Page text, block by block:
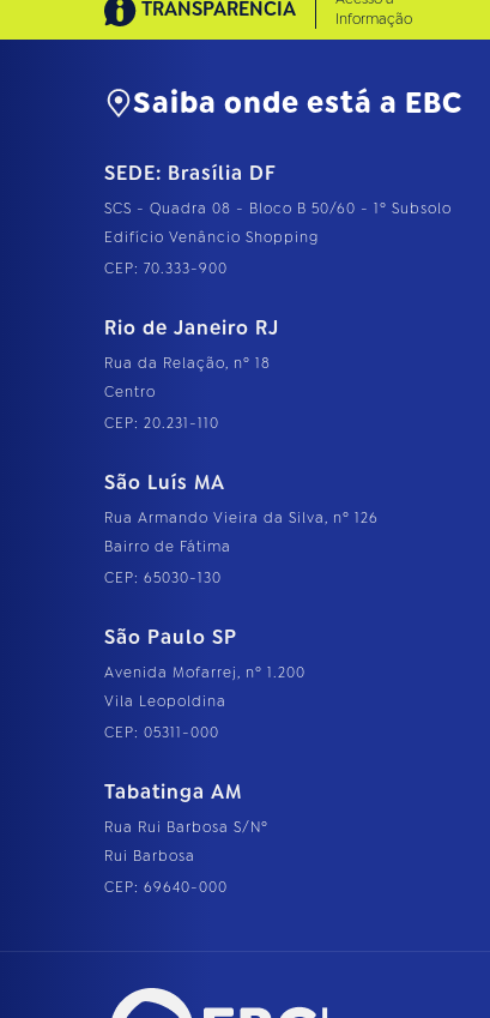
TRANSPARÊNCIA
Informação
Saiba onde está a EBC
SEDE: Brasília DF
SCS - Quadra 08 - Bloco B 50/60 - 1º Subsolo
Edifício Venâncio Shopping
CEP: 70.333-900
Rio de Janeiro RJ
Rua da Relação, nº 18
Centro
CEP: 20.231-110
São Luís MA
Rua Armando Vieira da Silva, nº 126
Bairro de Fátima
CEP: 65030-130
São Paulo SP
Avenida Mofarrej, nº 1.200
Vila Leopoldina
CEP: 05311-000
Tabatinga AM
Rua Rui Barbosa S/Nº
Rui Barbosa
CEP: 69640-000